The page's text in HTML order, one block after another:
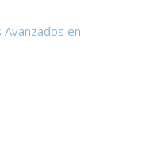
en